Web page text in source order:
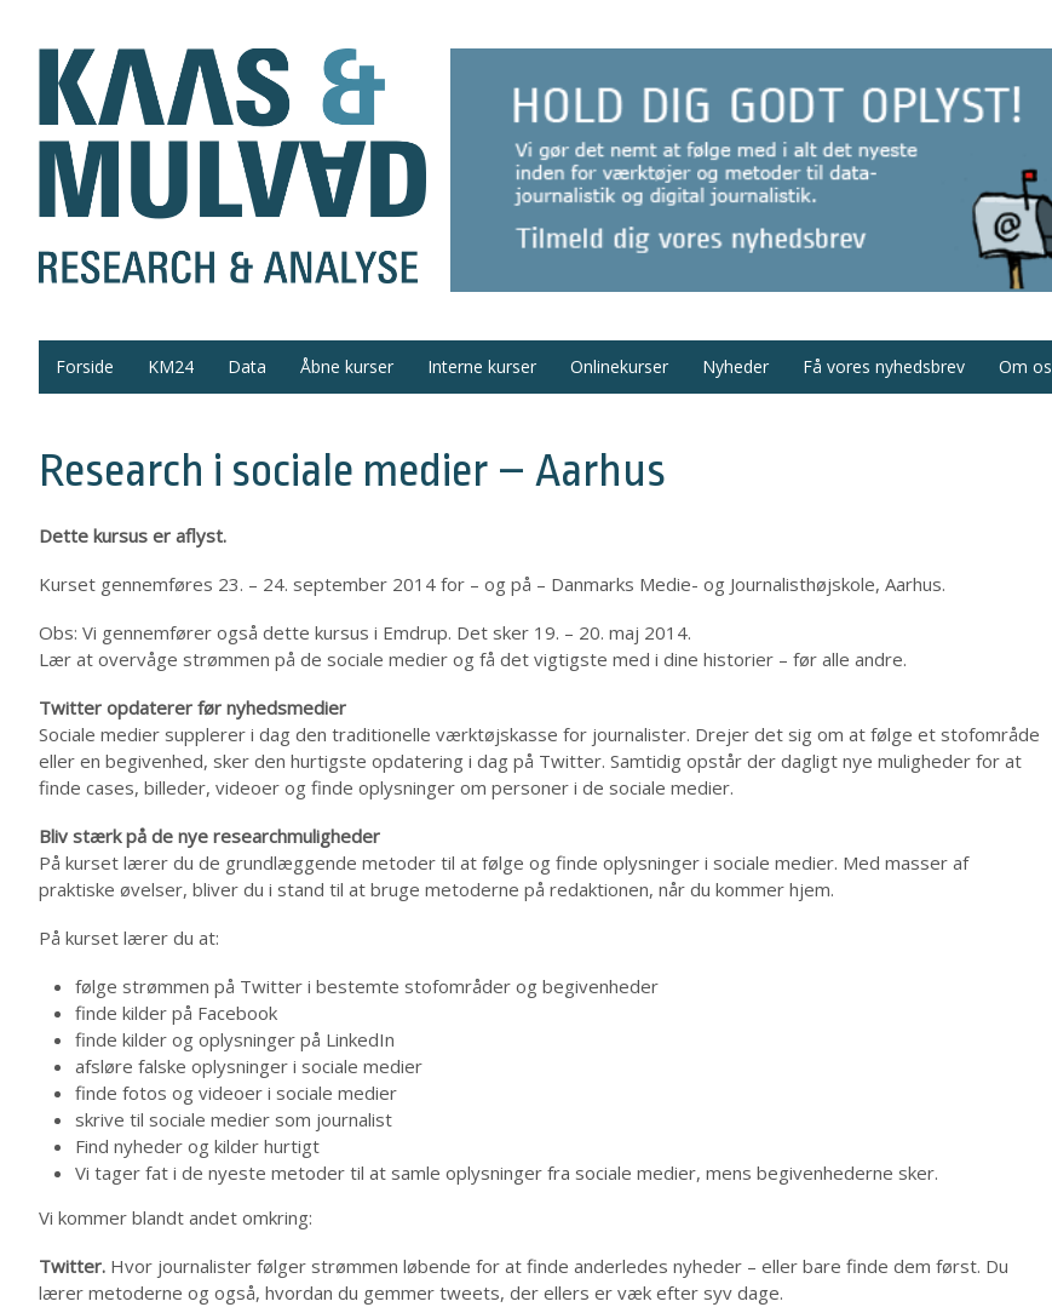
Forside KM24 Data Åbne kurser Interne kurser Onlinekurser Nyheder Få vores nyhedsbrev Om os
Research i sociale medier – Aarhus
Dette kursus er aflyst.
Kurset gennemføres 23. – 24. september 2014 for – og på – Danmarks Medie- og Journalisthøjskole, Aarhus.
Obs: Vi gennemfører også dette kursus i Emdrup. Det sker 19. – 20. maj 2014.
Lær at overvåge strømmen på de sociale medier og få det vigtigste med i dine historier – før alle andre.
Twitter opdaterer før nyhedsmedier
Sociale medier supplerer i dag den traditionelle værktøjskasse for journalister. Drejer det sig om at følge et stofområde
eller en begivenhed, sker den hurtigste opdatering i dag på Twitter. Samtidig opstår der dagligt nye muligheder for at
finde cases, billeder, videoer og finde oplysninger om personer i de sociale medier.
Bliv stærk på de nye researchmuligheder
På kurset lærer du de grundlæggende metoder til at følge og finde oplysninger i sociale medier. Med masser af
praktiske øvelser, bliver du i stand til at bruge metoderne på redaktionen, når du kommer hjem.
På kurset lærer du at:
følge strømmen på Twitter i bestemte stofområder og begivenheder
finde kilder på Facebook
finde kilder og oplysninger på LinkedIn
afsløre falske oplysninger i sociale medier
finde fotos og videoer i sociale medier
skrive til sociale medier som journalist
Find nyheder og kilder hurtigt
Vi tager fat i de nyeste metoder til at samle oplysninger fra sociale medier, mens begivenhederne sker.
Vi kommer blandt andet omkring:
Twitter. Hvor journalister følger strømmen løbende for at finde anderledes nyheder – eller bare finde dem først. Du
lærer metoderne og også, hvordan du gemmer tweets, der ellers er væk efter syv dage.